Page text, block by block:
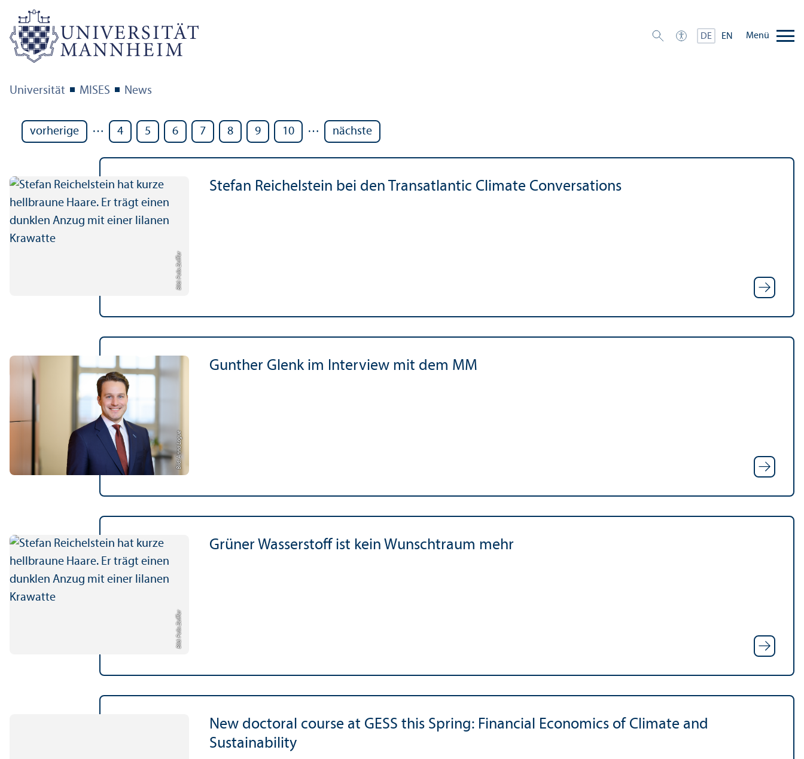
DE EN Menü
Universität MISES News
vorherige … 4 5 6 7 8 9 10 … nächste
Bild: Felix Zeiffer
Stefan Reichelstein bei den Trans­atlantic Climate Conversations
Bild: Anna Logue
Gunther Glenk im Interview mit dem MM
Bild: Felix Zeiffer
Grüner Wasserstoff ist kein Wunschtraum mehr
New doctoral course at GESS this Spring: Financial Economics of Climate and
Sustainability